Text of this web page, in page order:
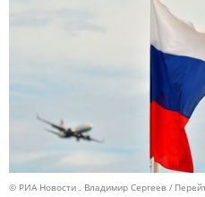
© РИА Новости . Владимир Сергеев